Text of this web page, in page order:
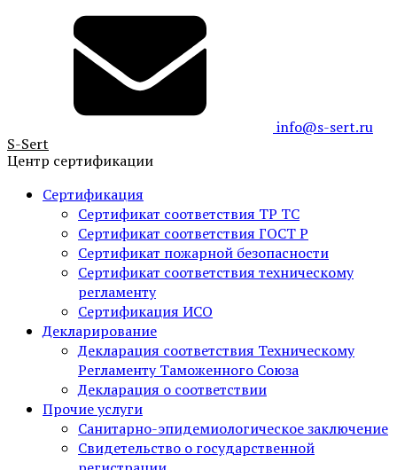
info@s-sert.ru
S-Sert
Центр сертификации
Сертификация
Сертификат соответствия ТР ТС
Сертификат соответствия ГОСТ Р
Сертификат пожарной безопасности
Сертификат соответствия техническому
регламенту
Сертификация ИСО
Декларирование
Декларация соответствия Техническому
Регламенту Таможенного Союза
Декларация о соответствии
Прочие услуги
Санитарно-эпидемиологическое заключение
Свидетельство о государственной